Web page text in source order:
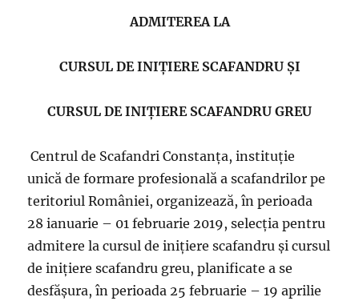
ADMITEREA LA
CURSUL DE INIȚIERE SCAFANDRU ȘI
CURSUL DE INIȚIERE SCAFANDRU GREU
Centrul de Scafandri Constanța, instituție
unică de formare profesională a scafandrilor pe
teritoriul României, organizează, în perioada
28 ianuarie – 01 februarie 2019, selecția pentru
admitere la cursul de inițiere scafandru și cursul
de inițiere scafandru greu, planificate a se
desfășura, în perioada 25 februarie – 19 aprilie